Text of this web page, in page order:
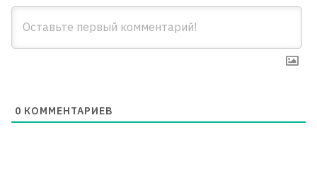
0 КОММЕНТАРИЕВ